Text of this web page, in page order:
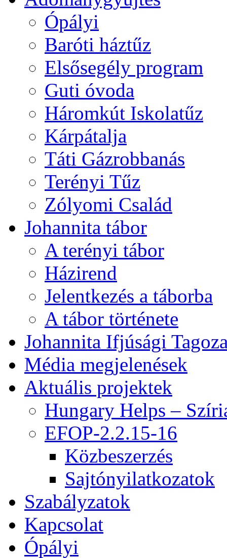
Ópályi
Baróti háztűz
Elsősegély program
Guti óvoda
Háromkút Iskolatűz
Kárpátalja
Táti Gázrobbanás
Terényi Tűz
Zólyomi Család
Johannita tábor
A terényi tábor
Házirend
Jelentkezés a táborba
A tábor története
Johannita Ifjúsági
Média megjelenések
Aktuális projektek
Hungary Helps –
EFOP-2.2.15-16
Közbeszerzés
Sajtónyilatkozatok
Szabályzatok
Kapcsolat
Ópályi